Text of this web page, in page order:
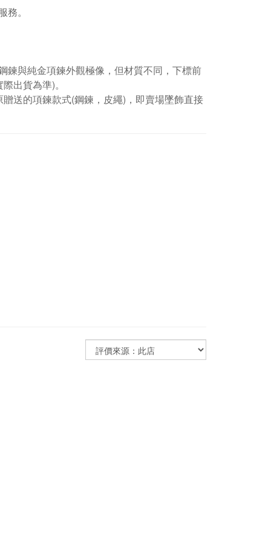
。
鍊與純金項鍊外觀極像，但材質不同，下標前
出貨為準)。
送的項鍊款式(鋼鍊，皮繩)，即賣場墜飾直接